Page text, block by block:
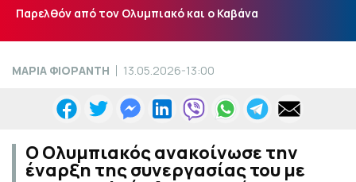
Παρελθόν από τον Ολυμπιακό και ο Καβάνα
ΜΑΡΙΑ ΦΙΟΡΑΝΤΗ 13.05.2026-13:00
Ο Ολυμπιακός ανακοίνωσε την
έναρξη της συνεργασίας του με